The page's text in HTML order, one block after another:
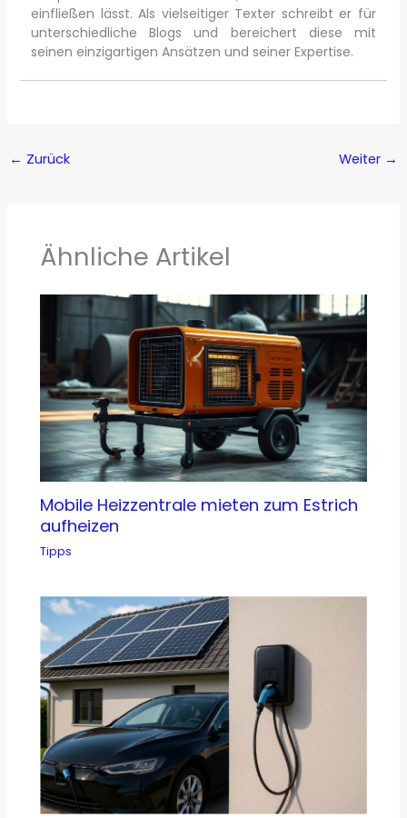
einfließen lässt. Als vielseitiger Texter schreibt er für
unterschiedliche Blogs und bereichert diese mit
seinen einzigartigen Ansätzen und seiner Expertise.
← Zurück Weiter →
Ähnliche Artikel
Mobile Heizzentrale mieten zum Estrich
aufheizen
Tipps